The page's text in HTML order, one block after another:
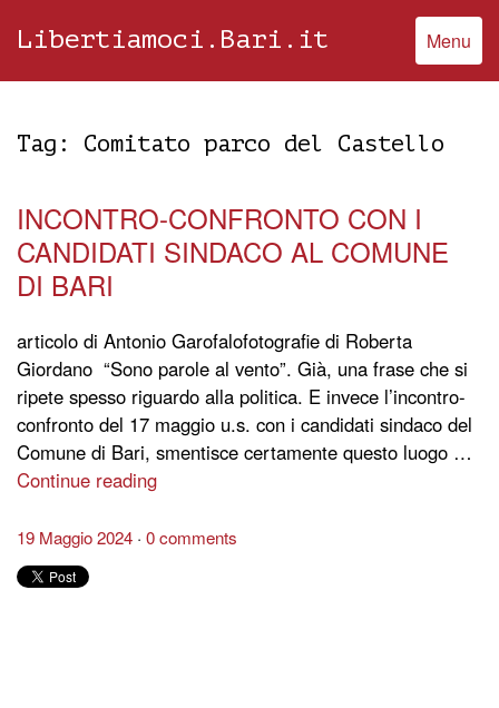
Libertiamoci.Bari.it Menu
Tag: Comitato parco del Castello
INCONTRO-CONFRONTO CON I
CANDIDATI SINDACO AL COMUNE
DI BARI
articolo di Antonio Garofalofotografie di Roberta
Giordano “Sono parole al vento”. Già, una frase che si
ripete spesso riguardo alla politica. E invece l’incontro-
confronto del 17 maggio u.s. con i candidati sindaco del
Comune di Bari, smentisce certamente questo luogo …
Continue reading
19 Maggio 2024 0 comments